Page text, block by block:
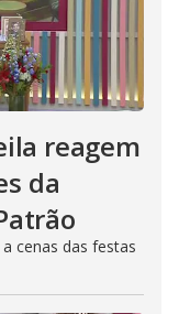
reagem
da
cenas das festas